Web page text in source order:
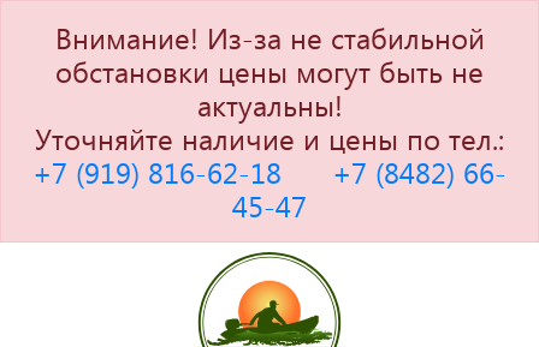
Внимание! Из-за не стабильной
обстановки цены могут быть не
актуальны!
Уточняйте наличие и цены по тел.:
+7 (919) 816-62-18
+7 (8482) 66-
45-47